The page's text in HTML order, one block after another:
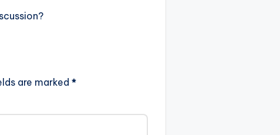
are marked *